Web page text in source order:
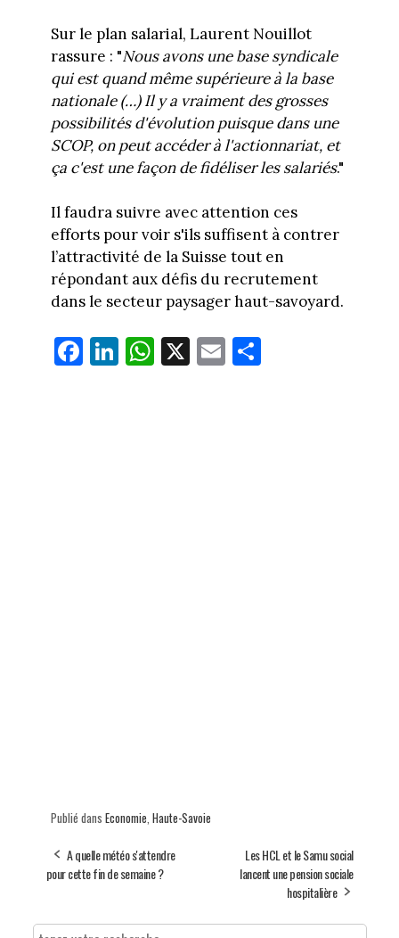
Sur le plan salarial, Laurent Nouillot
rassure : "Nous avons une base syndicale
qui est quand même supérieure à la base
nationale (…) Il y a vraiment des grosses
possibilités d'évolution puisque dans une
SCOP, on peut accéder à l'actionnariat, et
ça c'est une façon de fidéliser les salariés."
Il faudra suivre avec attention ces
efforts pour voir s'ils suffisent à contrer
l’attractivité de la Suisse tout en
répondant aux défis du recrutement
dans le secteur paysager haut-savoyard.
Fa
ce
Li
nk
W
ha
X E
m
Pa
rt
Publié dans Economie Haute-Savoie
A quelle météo s'attendre
pour cette fin de semaine ?
Les HCL et le Samu social
lancent une pension sociale
hospitalière